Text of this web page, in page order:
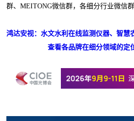
群、MEITONG微信群，各细分行业微信群
鸿达安视：水文水利在线监测仪器、智慧
查看各品牌在细分领域的定